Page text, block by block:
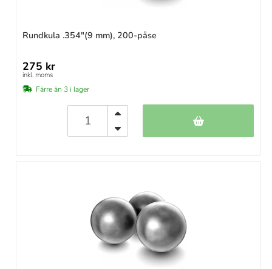
Rundkula .354"(9 mm), 200-påse
275 kr
inkl. moms
Färre än 3 i lager